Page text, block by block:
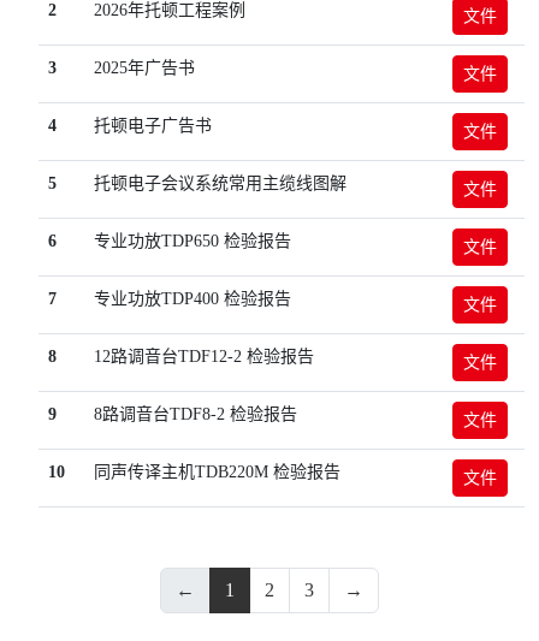
2 2026年托顿工程案例 文件
3 2025年广告书 文件
4 托顿电子广告书 文件
5 托顿电子会议系统常用主缆线图解 文件
6 专业功放TDP650 检验报告 文件
7 专业功放TDP400 检验报告 文件
8 12路调音台TDF12-2 检验报告 文件
9 8路调音台TDF8-2 检验报告 文件
10 同声传译主机TDB220M 检验报告 文件
← 1 2 3 →